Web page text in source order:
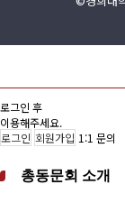
로그인 후
이용해주세요.
로그인 회원가입 1:1 문의
총동문회 소개